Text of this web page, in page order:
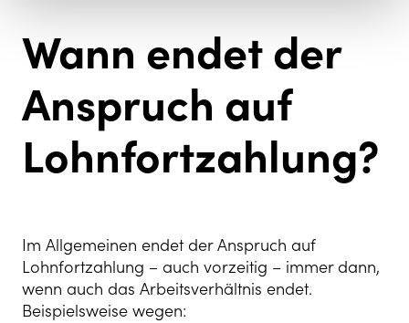
Wann endet der
Anspruch auf
Lohnfortzahlung?
Im Allgemeinen endet der Anspruch auf
Lohnfortzahlung – auch vorzeitig – immer dann,
wenn auch das Arbeitsverhältnis endet.
Beispielsweise wegen: